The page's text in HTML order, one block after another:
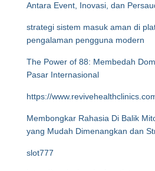
Antara Event, Inovasi, dan
strategi sistem masuk aman di
pengalaman pengguna modern
The Power of 88: Membedah
Pasar Internasional
https://
Membongkar Rahasia Di Balik
yang Mudah Dimenangkan dan
slot777